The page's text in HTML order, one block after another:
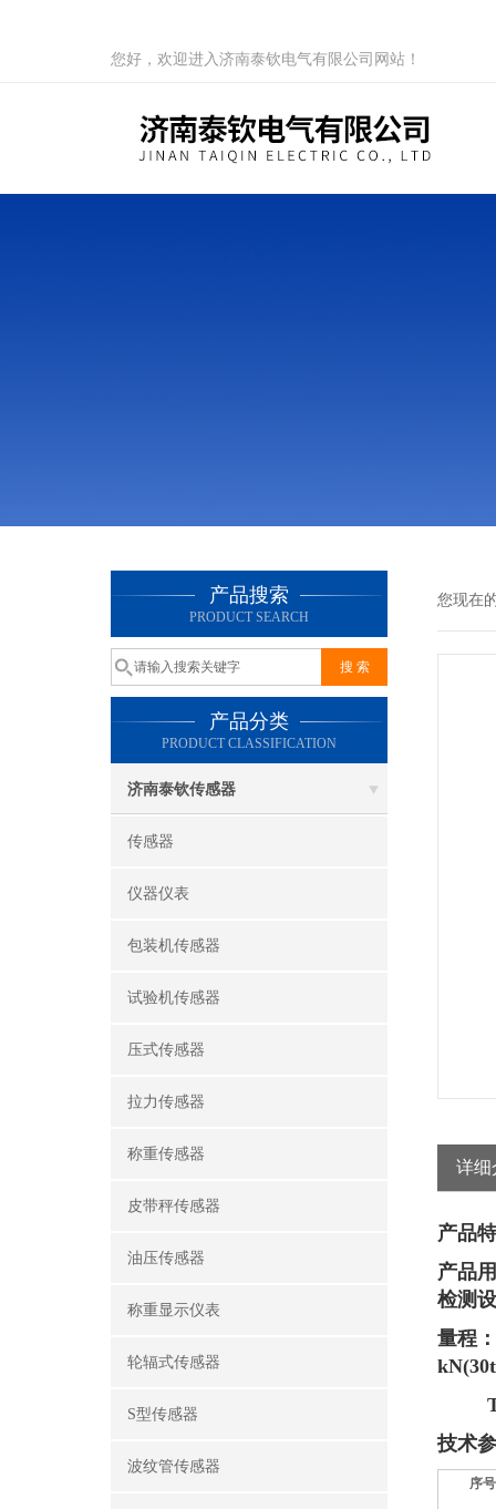
您好，欢迎进入济南泰钦电气有限公司网站！
产品搜索
PRODUCT SEARCH
产品分类
PRODUCT CLASSIFICATION
济南泰钦传感器
传感器
仪器仪表
包装机传感器
试验机传感器
压式传感器
拉力传感器
称重传感器
皮带秤传感器
油压传感器
称重显示仪表
轮辐式传感器
S型传感器
波纹管传感器
您现在
详细
产品
产品
检测
量程：
kN(3
TQ-
技术
序号